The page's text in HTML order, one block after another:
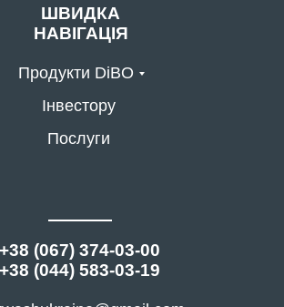
ШВИДКА
НАВІГАЦІЯ
+38 (067) 374-03-00
+38 (044) 583-03-19
Продукти DiBO
Інвестору
Послуги